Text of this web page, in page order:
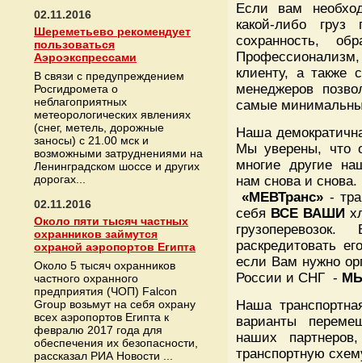
02.11.2016
Шереметьево рекомендует
пользоваться
Аэроэкспрессами
В связи с предупреждением
Росгидромета о
неблагоприятных
метеорологических явлениях
(снег, метель, дорожные
заносы) с 21.00 мск и
возможными затруднениями на
Ленинградском шоссе и других
дорогах...
02.11.2016
Около пяти тысяч частных
охранников займутся
охраной аэропортов Египта
Около 5 тысяч охранников
частного охранного
предприятия (ЧОП) Falcon
Group возьмут на себя охрану
всех аэропортов Египта к
февралю 2017 года для
обеспечения их безопасности,
рассказал РИА Новости ...
Если вам
какой-либо
сохранность,
клиенту, а также
менеджеров
самые
Наша
Мы уверены, что
многие другие
нам снова и снова.
«МЕВТранс» -
себя ВСЕ ВАШИ
раскредитовать
если Вам нужно
России и СНГ -
Наша
варианты
наших
транспортную